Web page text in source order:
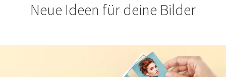
Neue Ideen für deine Bilder